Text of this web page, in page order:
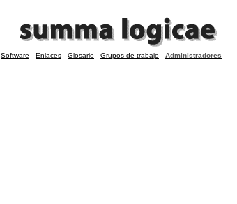
Software Enlaces Glosario Grupos de trabajo Administradores